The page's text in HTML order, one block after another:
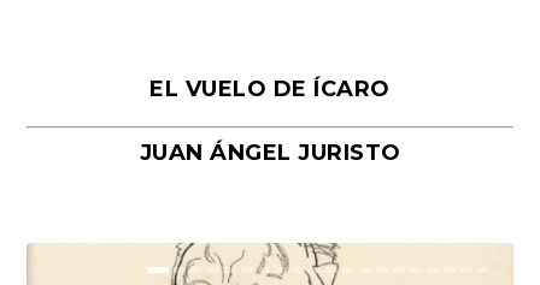
EL VUELO DE ÍCARO
JUAN ÁNGEL JURISTO